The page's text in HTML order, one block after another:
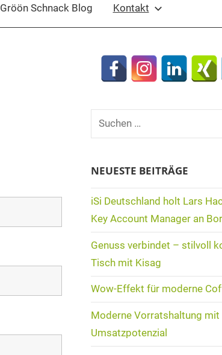
Gröön Schnack Blog Kontakt
Suchen
NEUESTE BEITRÄGE
iSi Deutschland holt Lars
Key Account Manager an
Genuss verbindet – stilvoll
Tisch mit Kisag
Wow-Effekt für moderne
Moderne Vorratshaltung
Umsatzpotenzial